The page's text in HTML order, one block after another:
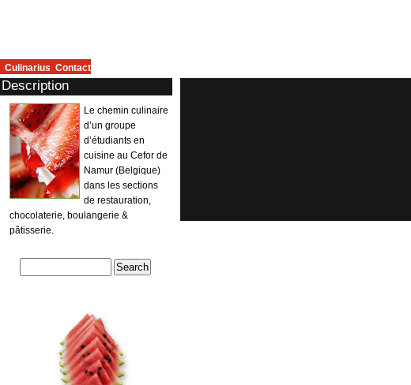
Culinarius Contact
Description
Le chemin culinaire
d’un groupe
d’étudiants en
cuisine au Cefor de
Namur (Belgique)
dans les sections
de restauration,
chocolaterie, boulangerie &
pâtisserie.